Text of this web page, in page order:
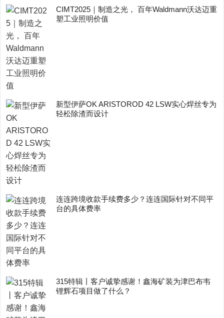
CIMT2025｜制造之光， 百年Waldmann沃达迈重
塑工业照明价值
新型伊萨OK ARISTOROD 42 LSW实心焊丝专为
轻松除渣而设计
连连跨境收款手续费多少？连连国际针对不同平
台的具体费率
315特辑丨客户诚挚感谢！鑫海矿装为津巴布韦
锂辉石项目做了什么？